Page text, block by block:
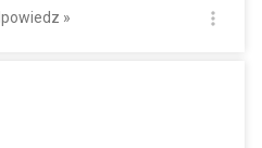
»